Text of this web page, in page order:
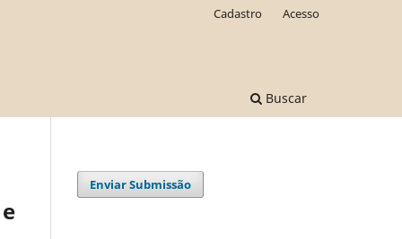
Buscar
Cadastro Acesso
Enviar Submissão